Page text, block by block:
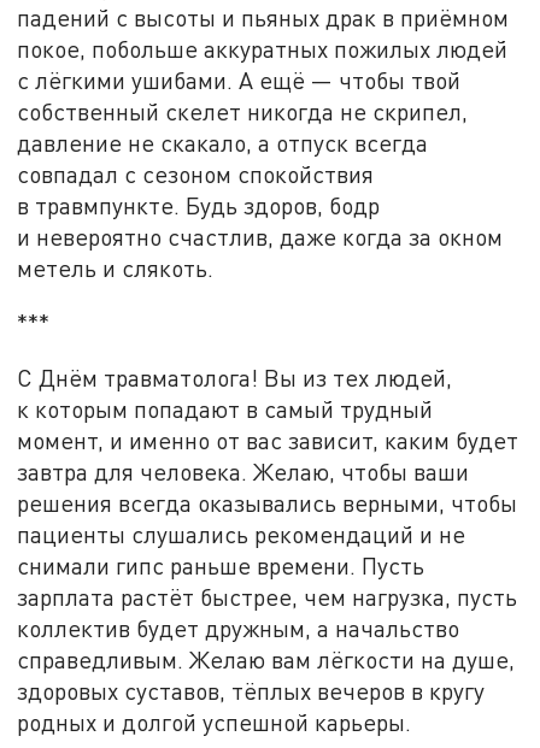
падений с высоты и пьяных драк в приёмном
покое, побольше аккуратных пожилых людей
с лёгкими ушибами. А ещё — чтобы твой
собственный скелет никогда не скрипел,
давление не скакало, а отпуск всегда
совпадал с сезоном спокойствия
в травмпункте. Будь здоров, бодр
и невероятно счастлив, даже когда за окном
метель и слякоть.
***
С Днём травматолога! Вы из тех людей,
к которым попадают в самый трудный
момент, и именно от вас зависит, каким будет
завтра для человека. Желаю, чтобы ваши
решения всегда оказывались верными, чтобы
пациенты слушались рекомендаций и не
снимали гипс раньше времени. Пусть
зарплата растёт быстрее, чем нагрузка, пусть
коллектив будет дружным, а начальство
справедливым. Желаю вам лёгкости на душе,
здоровых суставов, тёплых вечеров в кругу
родных и долгой успешной карьеры.